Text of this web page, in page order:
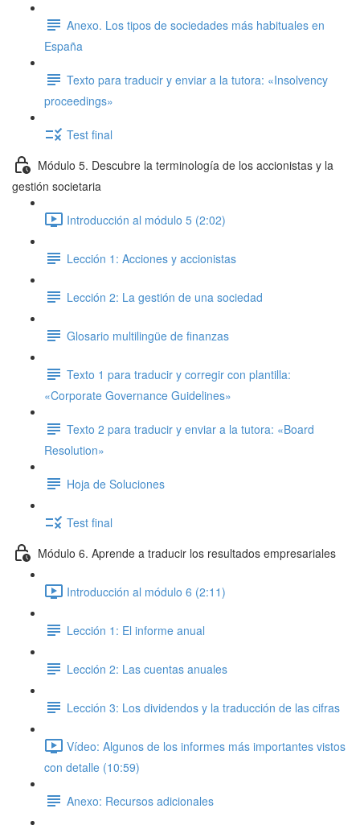
Anexo. Los tipos de sociedades más habituales en
España
Texto para traducir y enviar a la tutora: «Insolvency
proceedings»
Test final
Módulo 5. Descubre la terminología de los accionistas y la
gestión societaria
Introducción al módulo 5 (2:02)
Lección 1: Acciones y accionistas
Lección 2: La gestión de una sociedad
Glosario multilingüe de finanzas
Texto 1 para traducir y corregir con plantilla:
«Corporate Governance Guidelines»
Texto 2 para traducir y enviar a la tutora: «Board
Resolution»
Hoja de Soluciones
Test final
Módulo 6. Aprende a traducir los resultados empresariales
Introducción al módulo 6 (2:11)
Lección 1: El informe anual
Lección 2: Las cuentas anuales
Lección 3: Los dividendos y la traducción de las cifras
Vídeo: Algunos de los informes más importantes vistos
con detalle (10:59)
Anexo: Recursos adicionales